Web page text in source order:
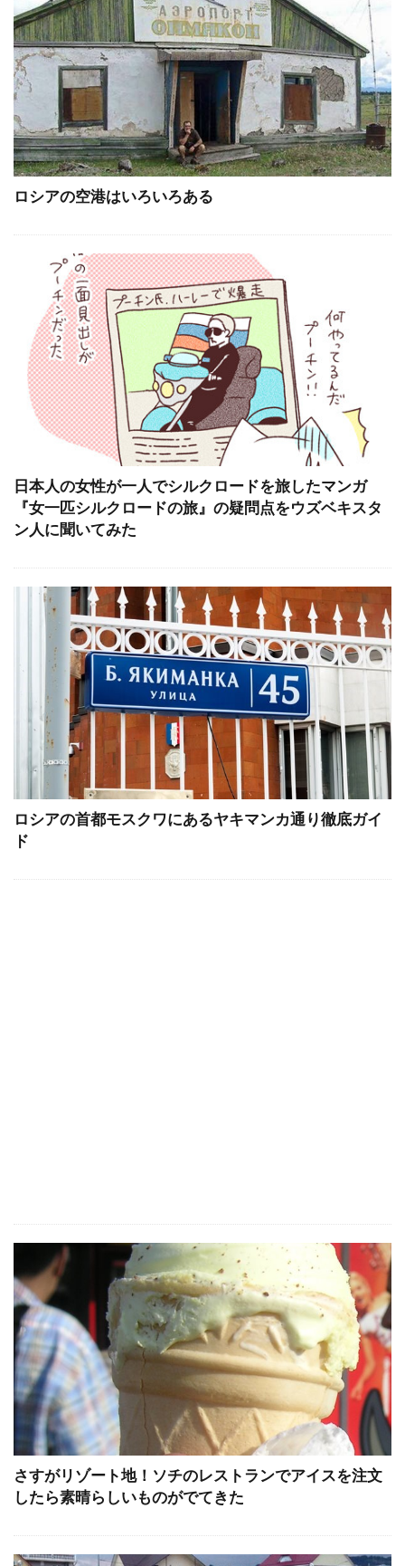
ロシアの空港はいろいろある
日本人の女性が一人でシルクロードを旅したマンガ
『女一匹シルクロードの旅』の疑問点をウズベキスタ
ン人に聞いてみた
ロシアの首都モスクワにあるヤキマンカ通り徹底ガイ
ド
さすがリゾート地！ソチのレストランでアイスを注文
したら素晴らしいものがでてきた